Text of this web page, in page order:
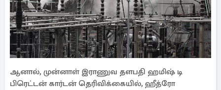
ஆனால், முன்னாள் இராணுவ தளபதி ஹமிஷ் டி
பிரெட்டன் கார்டன் தெரிவிக்கையில், ஹீத்ரோ